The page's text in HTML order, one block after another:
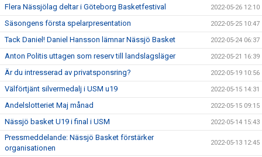
Flera Nässjölag deltar i Göteborg Basketfestival 2022-05-26 12:10
Säsongens första spelarpresentation 2022-05-25 10:47
Tack Daniel! Daniel Hansson lämnar Nässjö Basket 2022-05-24 06:37
Anton Politis uttagen som reserv till landslagsläger 2022-05-21 16:39
Är du intresserad av privatsponsring? 2022-05-19 10:56
Välförtjänt silvermedalj i USM u19 2022-05-15 14:31
Andelslotteriet Maj månad 2022-05-15 09:15
Nässjö basket U19 i final i USM 2022-05-14 15:43
Pressmeddelande: Nässjö Basket förstärker
organisationen
2022-05-13 12:45